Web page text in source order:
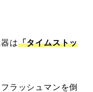
は「タイムストッ
ラッシュマンを倒